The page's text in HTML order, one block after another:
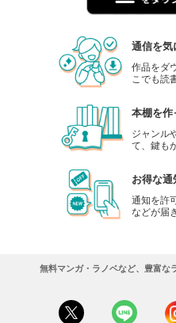
通信を気
作品をダ
こでも読
本棚を作
ジャンル
て、鍵も
お得な通
通知を許
などが届
無料マンガ・ラノベなど、豊富な